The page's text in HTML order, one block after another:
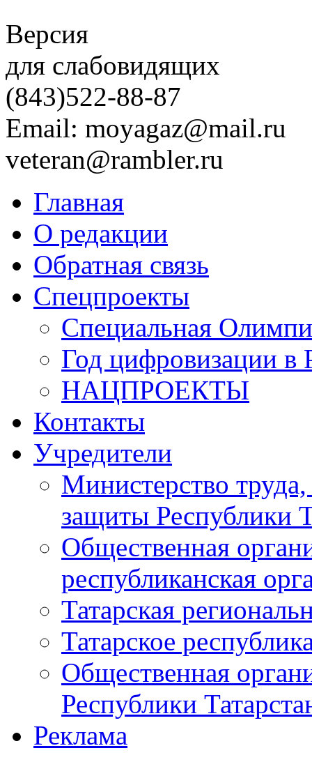
Версия
для слабовидящих
(843)522-88-87
Email: moyagaz@mail.ru
veteran@rambler.ru
Главная
О редакции
Обратная связь
Спецпроекты
Специальная
Год цифровизации в
НАЦПРОЕКТЫ
Контакты
Учредители
Министерство
защиты Республики
Общественная
республиканская
Татарская
Татарское
Общественная
Республики
Реклама